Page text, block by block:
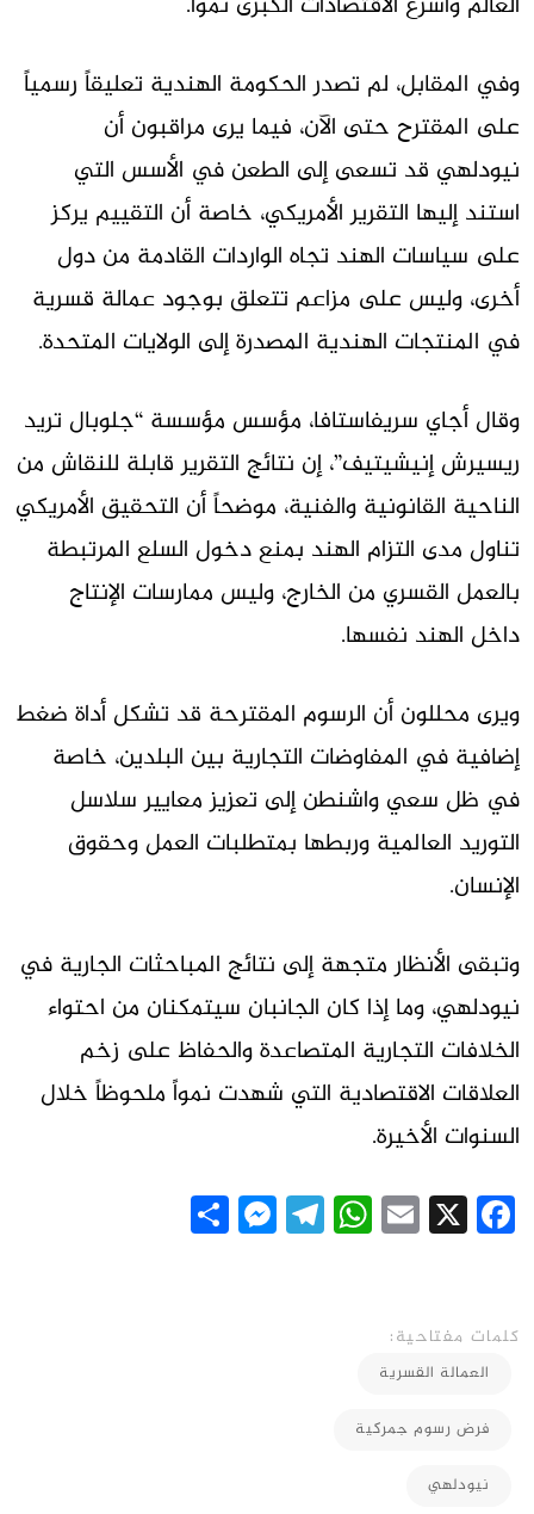
وفي المقابل، لم تصدر الحكومة الهندية تعليقاً رسمياً
على المقترح حتى الآن، فيما يرى مراقبون أن
نيودلهي قد تسعى إلى الطعن في الأسس التي
استند إليها التقرير الأمريكي، خاصة أن التقييم يركز
على سياسات الهند تجاه الواردات القادمة من دول
أخرى، وليس على مزاعم تتعلق بوجود عمالة قسرية
في المنتجات الهندية المصدرة إلى الولايات المتحدة.
وقال أجاي سريفاستافا، مؤسس مؤسسة “جلوبال تريد
ريسيرش إنيشيتيف”، إن نتائج التقرير قابلة للنقاش من
الناحية القانونية والفنية، موضحاً أن التحقيق الأمريكي
تناول مدى التزام الهند بمنع دخول السلع المرتبطة
بالعمل القسري من الخارج، وليس ممارسات الإنتاج
داخل الهند نفسها.
ويرى محللون أن الرسوم المقترحة قد تشكل أداة ضغط
إضافية في المفاوضات التجارية بين البلدين، خاصة
في ظل سعي واشنطن إلى تعزيز معايير سلاسل
التوريد العالمية وربطها بمتطلبات العمل وحقوق
الإنسان.
وتبقى الأنظار متجهة إلى نتائج المباحثات الجارية في
نيودلهي، وما إذا كان الجانبان سيتمكنان من احتواء
الخلافات التجارية المتصاعدة والحفاظ على زخم
العلاقات الاقتصادية التي شهدت نمواً ملحوظاً خلال
السنوات الأخيرة.
Facebook
X
Email
WhatsApp
Telegram
Messenger
كلمات مفتاحية:
العمالة القسرية
فرض رسوم جمركية
نيودلهي